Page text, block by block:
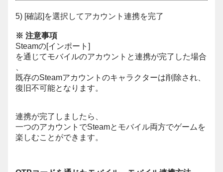
5) [確認]を選択してアカウント連携を完了
※ 注意事項
Steamの[インポート]
を通じてモバイルのアカウントと連携が完了した場合
既存のSteamアカウントのキャラクターは削除され、
復旧不可能となります。
連携が完了しましたら、
一つのアカウントでSteamとモバイル両方でゲームを
楽しむことができます。